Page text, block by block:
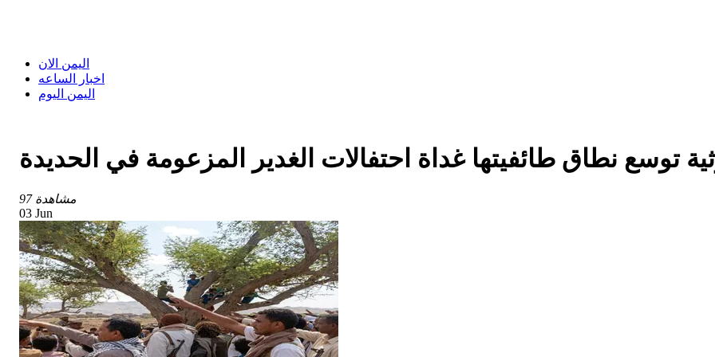
اليمن الان
اخبار الساعه
اليمن اليوم
توسع نطاق طائفيتها غداة احتفالات الغدير المزعومة في الحديدة
97 مشاهدة
03 Jun